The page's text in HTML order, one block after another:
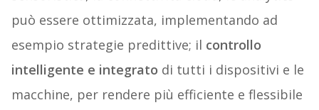
può essere ottimizzata, implementando ad
esempio strategie predittive; il controllo
intelligente e integrato di tutti i dispositivi e le
macchine, per rendere più efficiente e flessibile